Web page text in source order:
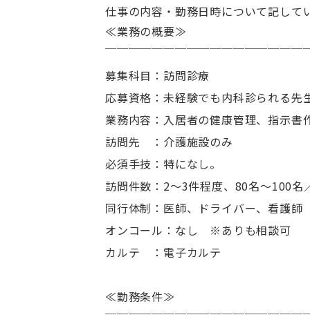
仕事の内容・勤務日時について記して
≪業務の概要≫
￣￣￣￣￣￣￣￣￣￣￣￣￣￣￣￣￣
募集科目：訪問診療
応募資格：未経験でも内科診られる
業務内容：入居者の健康管理、指示書
訪問先 ：介護施設のみ
必須手技：特になし。
訪問件数：2～3件程度、80名～100
同行体制：医師、ドライバー、看護師
オンコール：なし ※ありも相談可
カルテ ：電子カルテ
≪勤務条件≫
￣￣￣￣￣￣￣￣￣￣￣￣￣￣￣￣￣